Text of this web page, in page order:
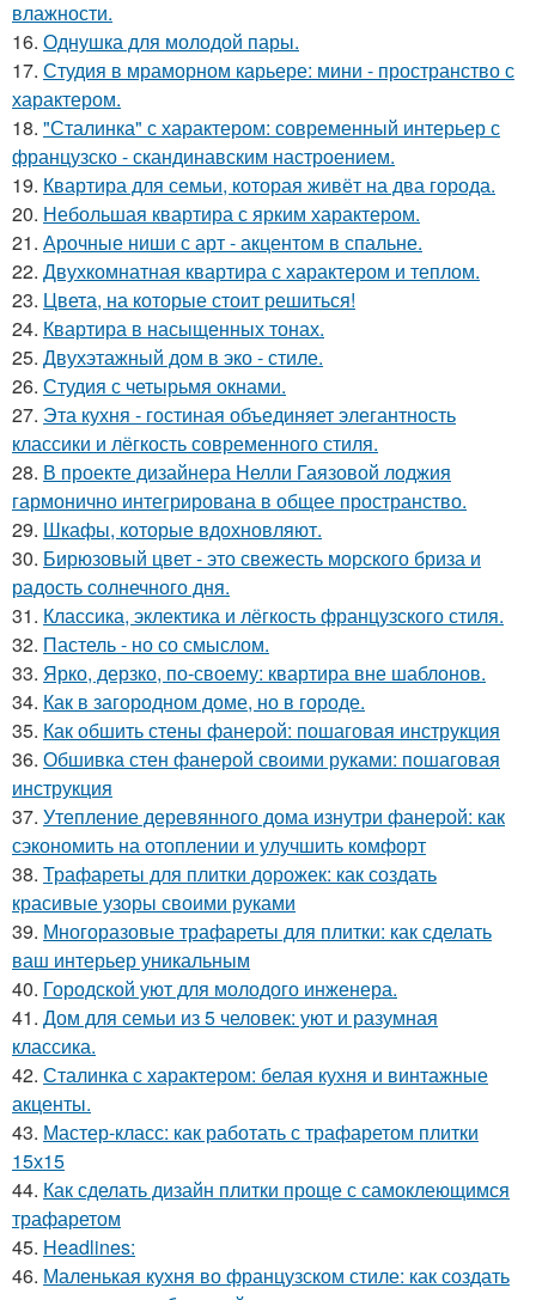
влажности.
16. Однушка для молодой пары.
17. Студия в мраморном карьере: мини - пространство с
характером.
18. "Сталинка" с характером: современный интерьер с
французско - скандинавским настроением.
19. Квартира для семьи, которая живёт на два города.
20. Небольшая квартира с ярким характером.
21. Арочные ниши с арт - акцентом в спальне.
22. Двухкомнатная квартира с характером и теплом.
23. Цвета, на которые стоит решиться!
24. Квартира в насыщенных тонах.
25. Двухэтажный дом в эко - стиле.
26. Студия с четырьмя окнами.
27. Эта кухня - гостиная объединяет элегантность
классики и лёгкость современного стиля.
28. В проекте дизайнера Нелли Гаязовой лоджия
гармонично интегрирована в общее пространство.
29. Шкафы, которые вдохновляют.
30. Бирюзовый цвет - это свежесть морского бриза и
радость солнечного дня.
31. Классика, эклектика и лёгкость французского стиля.
32. Пастель - но со смыслом.
33. Ярко, дерзко, по-своему: квартира вне шаблонов.
34. Как в загородном доме, но в городе.
35. Как обшить стены фанерой: пошаговая инструкция
36. Обшивка стен фанерой своими руками: пошаговая
инструкция
37. Утепление деревянного дома изнутри фанерой: как
сэкономить на отоплении и улучшить комфорт
38. Трафареты для плитки дорожек: как создать
красивые узоры своими руками
39. Многоразовые трафареты для плитки: как сделать
ваш интерьер уникальным
40. Городской уют для молодого инженера.
41. Дом для семьи из 5 человек: уют и разумная
классика.
42. Сталинка с характером: белая кухня и винтажные
акценты.
43. Мастер-класс: как работать с трафаретом плитки
15х15
44. Как сделать дизайн плитки проще с самоклеющимся
трафаретом
45. Headlines:
46. Маленькая кухня во французском стиле: как создать